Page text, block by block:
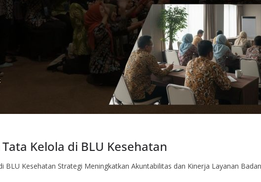
Kelola di BLU Kesehatan
BLU Kesehatan Strategi Meningkatkan Akuntabilitas dan Kinerja Layanan